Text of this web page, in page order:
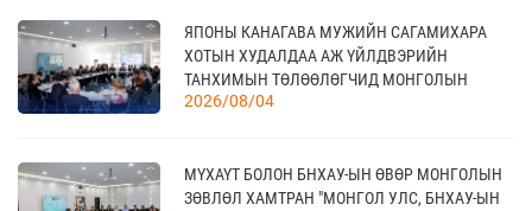
18
09 сар
МОНГОЛЫН АРБИТРЫН ӨДӨР - 2026
20
09 сар
КАНАД УЛС - ТОРОНТО ХОТЫН БИЗНЕС АЯЛАЛ
ЯПОНЫ КАНАГАВА МУЖИЙН САГАМИХАРА
ХОТЫН ХУДАЛДАА АЖ ҮЙЛДВЭРИЙН
ТАНХИМЫН ТӨЛӨӨЛӨГЧИД МОНГОЛЫН
ҮНДЭСНИЙ ХУДАЛДАА АЖ ҮЙЛДВЭРИЙН
2026/08/04
МҮХАҮТ БОЛОН БНХАУ-ЫН ӨВӨР МОНГОЛЫН
ЗӨВЛӨЛ ХАМТРАН "МОНГОЛ УЛС, БНХАУ-ЫН